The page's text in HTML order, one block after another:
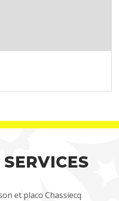
et placo Chassiecq